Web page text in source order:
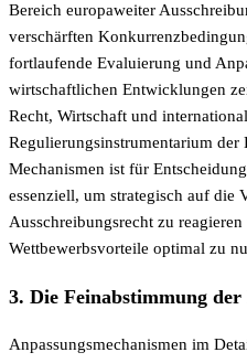
Bereich europaweiter
verschärften
fortlaufende Evaluierung und
wirtschaftlichen Entwicklungen
Recht, Wirtschaft und
Regulierungsinstrumentarium der
Mechanismen ist für
essenziell, um strategisch auf die
Ausschreibungsrecht zu
Wettbewerbsvorteile optimal zu
3. Die Feinabstimmung
Anpassungsmechanismen im